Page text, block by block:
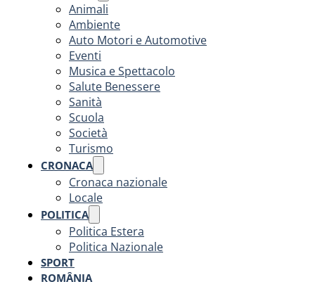
Animali
Ambiente
Auto Motori e Automotive
Eventi
Musica e Spettacolo
Salute Benessere
Sanità
Scuola
Società
Turismo
CRONACA
Cronaca nazionale
Locale
POLITICA
Politica Estera
Politica Nazionale
SPORT
ROMÂNIA